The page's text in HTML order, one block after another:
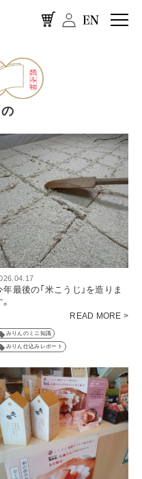
年最後の「米こうじ」を造りま
READ MORE >
みりんのミニ知識
みりん仕込みレポート